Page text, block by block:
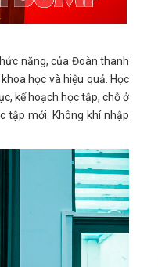
năng, của Đoàn thanh
học và hiệu quả. Học
kế hoạch học tập, chỗ ở
tập mới. Không khí nhập